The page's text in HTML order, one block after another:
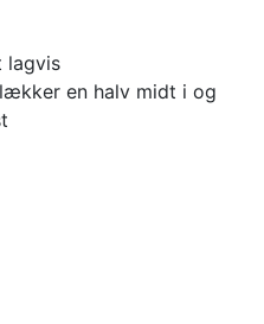
lagvis
en halv midt i og